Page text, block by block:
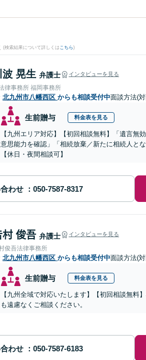
(検索結果について詳しくは こちら)
波 晃生 弁護士 インタビューを見る
律事務所 福岡事務所
北九州市八幡西区 からも相談受付中面談方法(
生前贈与 料金表を見る
【九州エリア対応】【初回相談無料】「遺言
意思能力を確認」「相続放棄／新たに相続人と
【休日・夜間相談可】
わせ
村 俊吾 弁護士 インタビューを見る
俊吾法律事務所
北九州市八幡西区 からも相談受付中面談方法(
生前贈与 料金表を見る
【九州全域で対応いたします】【初回相談無
も遠慮なくご相談ください。
わせ